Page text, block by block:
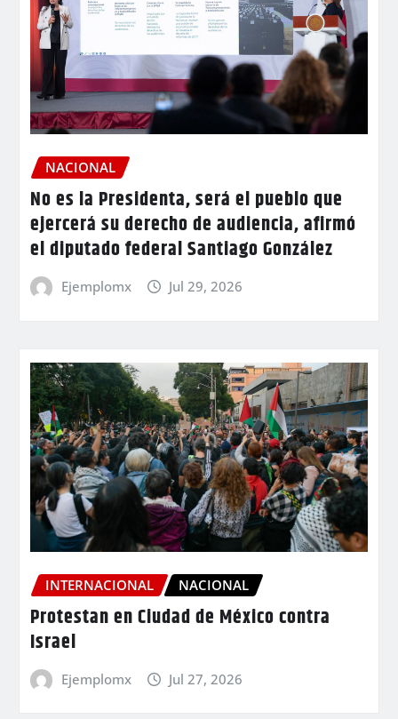
NACIONAL
No es la Presidenta, será el pueblo que
ejercerá su derecho de audiencia, afirmó
el diputado federal Santiago González
Ejemplomx Jul 29, 2026
INTERNACIONAL NACIONAL
Protestan en Ciudad de México contra
Israel
Ejemplomx Jul 27, 2026